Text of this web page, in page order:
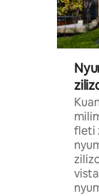
fleti